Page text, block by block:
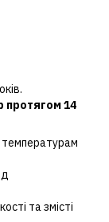
протягом 14
та змісті